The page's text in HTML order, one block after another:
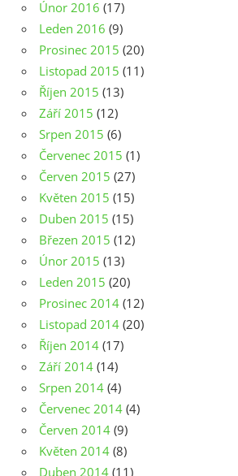
Únor 2016 (17)
Leden 2016 (9)
Prosinec 2015 (20)
Listopad 2015 (11)
Říjen 2015 (13)
Září 2015 (12)
Srpen 2015 (6)
Červenec 2015 (1)
Červen 2015 (27)
Květen 2015 (15)
Duben 2015 (15)
Březen 2015 (12)
Únor 2015 (13)
Leden 2015 (20)
Prosinec 2014 (12)
Listopad 2014 (20)
Říjen 2014 (17)
Září 2014 (14)
Srpen 2014 (4)
Červenec 2014 (4)
Červen 2014 (9)
Květen 2014 (8)
Duben 2014 (11)